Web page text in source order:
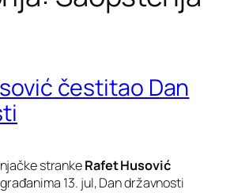
čestitao Dan
strankeRafet Husović
13. jul, Dan državnosti